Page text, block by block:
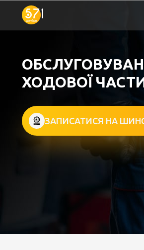
ХОДОВОЇ
ЗАПИСАТИСЯ НА